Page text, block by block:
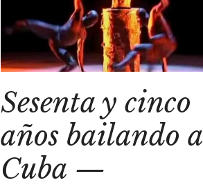
Sesenta y cinco
años bailando a
Cuba —